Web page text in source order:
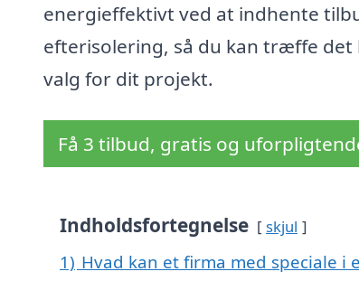
energieffektivt ved at indhente
efterisolering, så du kan træffe det
valg for dit projekt.
Få 3 tilbud, gratis og
Indholdsfortegnelse skjul
1) Hvad kan et firma med speciale